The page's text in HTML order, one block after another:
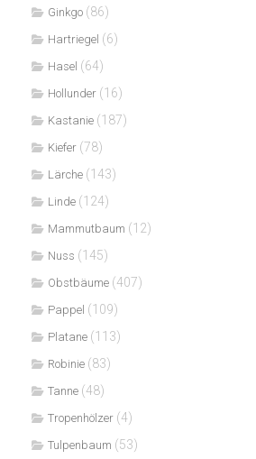
Ginkgo (86)
Hartriegel (6)
Hasel (64)
Hollunder (16)
Kastanie (187)
Kiefer (78)
Lärche (143)
Linde (124)
Mammutbaum (12)
Nuss (145)
Obstbäume (407)
Pappel (109)
Platane (113)
Robinie (83)
Tanne (48)
Tropenhölzer (4)
Tulpenbaum (53)